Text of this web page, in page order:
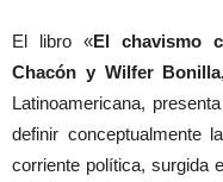
El libro «El
chavismo
Chacón y Wilfer
Latinoamericana,
definir conceptualmente
corriente política, surgida